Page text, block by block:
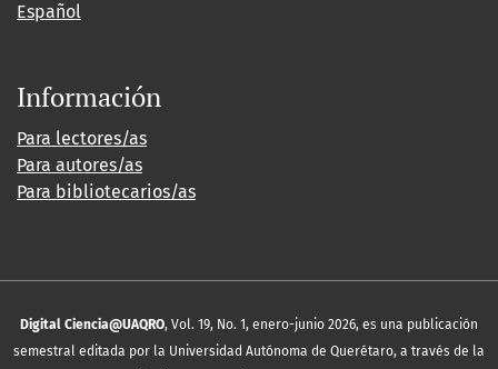
Español
Información
Para lectores/as
Para autores/as
Para bibliotecarios/as
Digital Ciencia@UAQRO, Vol. 19, No. 1, enero-junio 2026, es una publicación
semestral editada por la Universidad Autónoma de Querétaro, a través de la